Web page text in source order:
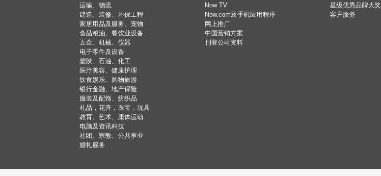
运输、物流
建造、装修、环保工程
家居用品及服务、宠物
食品粮油、餐饮业设备
五金、机械、仪器
电子零件及设备
塑胶、石油、化工
医疗美容、健康护理
饮食娱乐、购物旅游
银行金融、地产保险
服装及配饰、纺织品
礼品，花卉，珠宝，玩具
教育、艺术、康体运动
电脑及资讯科技
社团、宗教、公共事业
婚礼服务
Now TV
Now.com及手机应用程序
网上推广
中国营销方案
刊登公司资料
星级优秀品牌大奖
客户服务